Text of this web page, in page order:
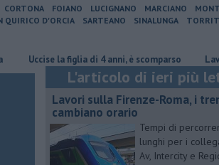
CORTONA FOIANO LUCIGNANO MARCIANO
QUIRICO D'ORCIA SARTEANO SINALUNGA
la figlia di 4 anni, è scomparso Lavori
L'articolo di ieri più
Lavori sulla Firenze-Roma, i
cambiano orario
Tempi di
lunghi per i
Av, Intercity e